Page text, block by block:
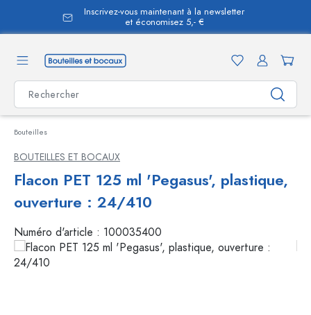
principal
Inscrivez-vous maintenant à la newsletter
et économisez 5,- €
Bouteilles
BOUTEILLES ET BOCAUX
Flacon PET 125 ml 'Pegasus', plastique,
ouverture : 24/410
Numéro d'article : 100035400